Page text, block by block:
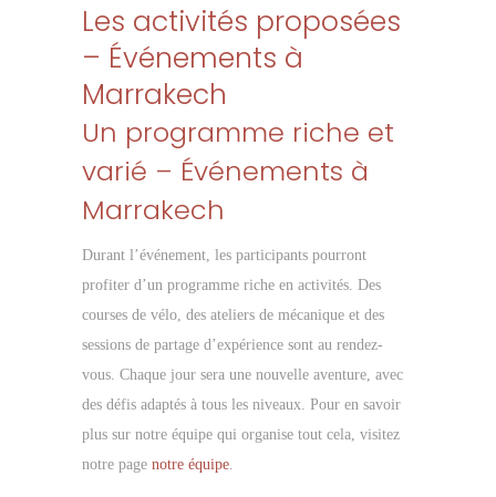
Les activités proposées
– Événements à
Marrakech
Un programme riche et
varié – Événements à
Marrakech
Durant l’événement, les participants pourront
profiter d’un programme riche en activités. Des
courses de vélo, des ateliers de mécanique et des
sessions de partage d’expérience sont au rendez-
vous. Chaque jour sera une nouvelle aventure, avec
des défis adaptés à tous les niveaux. Pour en savoir
plus sur notre équipe qui organise tout cela, visitez
notre page notre équipe